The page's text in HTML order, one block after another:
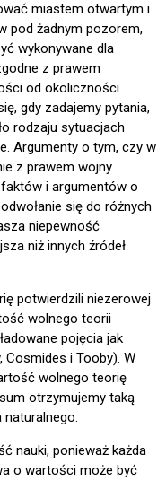
miastem otwartym i
pod żadnym pozorem,
wykonywane dla
z prawem
od okoliczności.
gdy zadajemy pytania,
rodzaju sytuacjach
Argumenty o tym, czy w
z prawem wojny
faktów i argumentów o
się do różnych
niepewność
niż innych źródeł
potwierdzili niezerowej
wolnego teorii
pojęcia jak
Cosmides i Tooby). W
wolnego teorię
otrzymujemy taką
naturalnego.
nauki, ponieważ każda
o wartości może być